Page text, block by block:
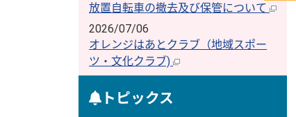
放置自転車の撤去及び保管について
2026/07/06
オレンジはあとクラブ（地域スポー
ツ・文化クラブ)
トピックス